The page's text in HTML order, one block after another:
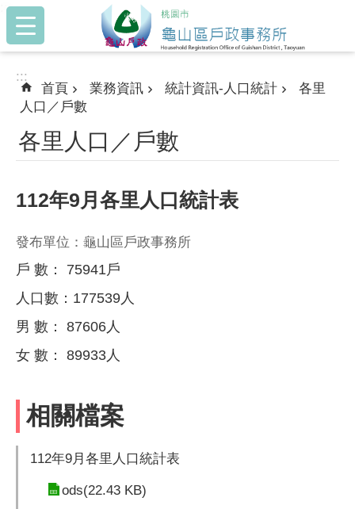
跳到主要內容區塊
:::
:::
首頁 業務資訊 統計資訊-人口統計
各里
人口／戶數
各里人口／戶數
112年9月各里人口統計表
發布單位：龜山區戶政事務所
戶 數： 75941戶
人口數：177539人
男 數： 87606人
女 數： 89933人
相關檔案
112年9月各里人口統計表
ods(22.43 KB)